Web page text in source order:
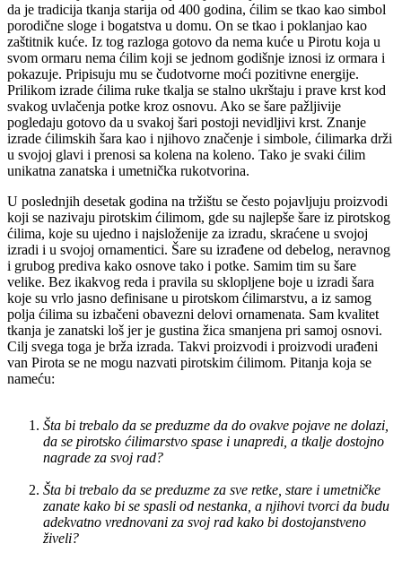
Ćilim izrađuju žene tkalje koje imaju osećaj za umetnost. S obzirom
da je tradicija tkanja starija od 400 godina, ćilim se tkao kao simbol
porodične sloge i bogatstva u domu. On se tkao i poklanjao kao
zaštitnik kuće. Iz tog razloga gotovo da nema kuće u Pirotu koja u
svom ormaru nema ćilim koji se jednom godišnje iznosi iz ormara i
pokazuje. Pripisuju mu se čudotvorne moći pozitivne energije.
Prilikom izrade ćilima ruke tkalja se stalno ukrštaju i prave krst kod
svakog uvlačenja potke kroz osnovu. Ako se šare pažljivije
pogledaju gotovo da u svakoj šari postoji nevidljivi krst. Znanje
izrade ćilimskih šara kao i njihovo značenje i simbole, ćilimarka drži
u svojoj glavi i prenosi sa kolena na koleno. Tako je svaki ćilim
U poslednjih desetak godina na tržištu se često pojavljuju proizvodi
koji se nazivaju pirotskim ćilimom, gde su najlepše šare iz pirotskog
ćilima, koje su ujedno i najsloženije za izradu, skraćene u svojoj
izradi i u svojoj ornamentici. Šare su izrađene od debelog, neravnog
i grubog prediva kako osnove tako i potke. Samim tim su šare
velike. Bez ikakvog reda i pravila su sklopljene boje u izradi šara
koje su vrlo jasno definisane u pirotskom ćilimarstvu, a iz samog
polja ćilima su izbačeni obavezni delovi ornamenata. Sam kvalitet
tkanja je zanatski loš jer je gustina žica smanjena pri samoj osnovi.
Cilj svega toga je brža izrada. Takvi proizvodi i proizvodi urađeni
van Pirota se ne mogu nazvati pirotskim ćilimom. Pitanja koja se
Šta bi trebalo da se preduzme da do ovakve pojave ne dolazi,
da se pirotsko ćilimarstvo spase i unapredi, a tkalje dostojno
Šta bi trebalo da se preduzme za sve retke, stare i umetničke
zanate kako bi se spasli od nestanka, a njihovi tvorci da budu
adekvatno vrednovani za svoj rad kako bi dostojanstveno